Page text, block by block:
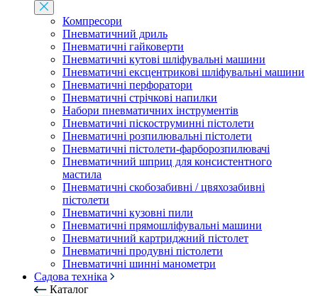
Компресори
Пневматичний дриль
Пневматичні гайковерти
Пневматичні кутові шліфувальні машини
Пневматичні ексцентрикові шліфувальні машини
Пневматичні перфоратори
Пневматичні стрічкові напилки
Набори пневматичних інструментів
Пневматичні піскоструминні пістолети
Пневматичні розпилювальні пістолети
Пневматичні пістолети-фарборозпилювачі
Пневматичний шприц для консистентного
мастила
Пневматичні скобозабивні / цвяхозабивні
пістолети
Пневматичні кузовні пили
Пневматичні прямошліфувальні машини
Пневматичний картриджний пістолет
Пневматичні продувні пістолети
Пневматичні шинні манометри
Садова техніка
Каталог